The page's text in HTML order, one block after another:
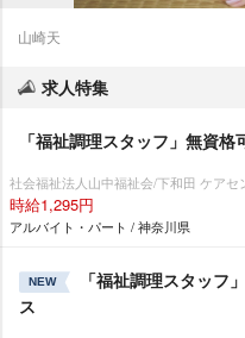
山崎天
求人特集
「福祉調理スタッフ」無資
社会福祉法人山中福祉会/下和田 ケアセ
時給1,295円
アルバイト・パート / 神奈川県
NEW
「福祉調理スタッフ
ス